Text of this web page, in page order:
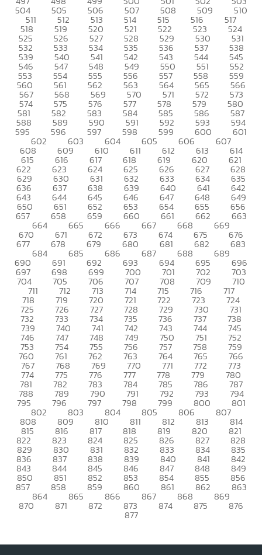
504 505 506 507 508 509 510
511 512 513 514 515 516 517
518 519 520 521 522 523 524
525 526 527 528 529 530 531
532 533 534 535 536 537 538
539 540 541 542 543 544 545
546 547 548 549 550 551 552
553 554 555 556 557 558 559
560 561 562 563 564 565 566
567 568 569 570 571 572 573
574 575 576 577 578 579 580
581 582 583 584 585 586 587
588 589 590 591 592 593 594
595 596 597 598 599 600 601
602 603 604 605 606 607
608 609 610 611 612 613 614
615 616 617 618 619 620 621
622 623 624 625 626 627 628
629 630 631 632 633 634 635
636 637 638 639 640 641 642
643 644 645 646 647 648 649
650 651 652 653 654 655 656
657 658 659 660 661 662 663
664 665 666 667 668 669
670 671 672 673 674 675 676
677 678 679 680 681 682 683
684 685 686 687 688 689
690 691 692 693 694 695 696
697 698 699 700 701 702 703
704 705 706 707 708 709 710
711 712 713 714 715 716 717
718 719 720 721 722 723 724
725 726 727 728 729 730 731
732 733 734 735 736 737 738
739 740 741 742 743 744 745
746 747 748 749 750 751 752
753 754 755 756 757 758 759
760 761 762 763 764 765 766
767 768 769 770 771 772 773
774 775 776 777 778 779 780
781 782 783 784 785 786 787
788 789 790 791 792 793 794
795 796 797 798 799 800 801
802 803 804 805 806 807
808 809 810 811 812 813 814
815 816 817 818 819 820 821
822 823 824 825 826 827 828
829 830 831 832 833 834 835
836 837 838 839 840 841 842
843 844 845 846 847 848 849
850 851 852 853 854 855 856
857 858 859 860 861 862 863
864 865 866 867 868 869
870 871 872 873 874 875 876
877